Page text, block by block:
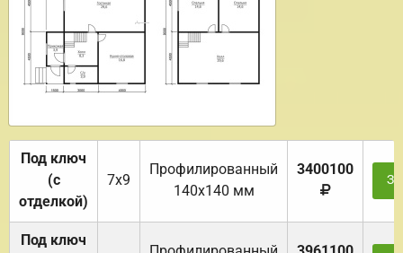
Под ключ
(с
отделкой)
7х9
Профилированный
140х140 мм
3400100
Под ключ